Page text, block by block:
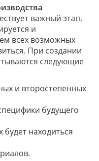
важный этап,
и
всех возможных
При создании
следующие
и второстепенных
будущего
будет находиться